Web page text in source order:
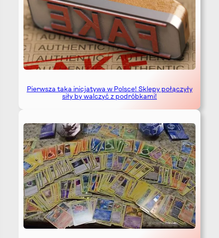
Pierwsza taka inicjatywa w Polsce! Sklepy połączyły
siły by walczyć z podróbkami!